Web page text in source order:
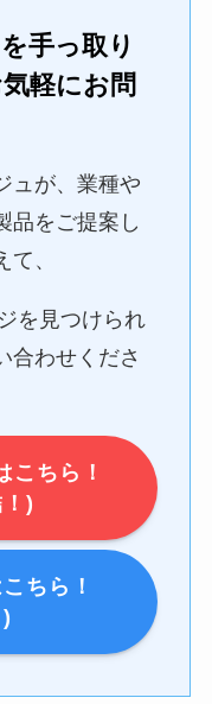
手っ取り
軽にお問
ュが、業種や
品をご提案し
、
を見つけられ
合わせくださ
こちら！
)
ちら！